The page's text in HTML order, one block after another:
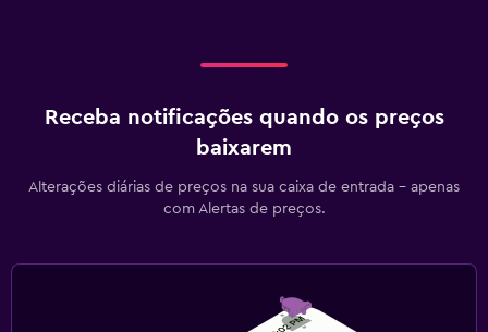
Receba notificações quando os preços
baixarem
Alterações diárias de preços na sua caixa de entrada - apenas
com Alertas de preços.